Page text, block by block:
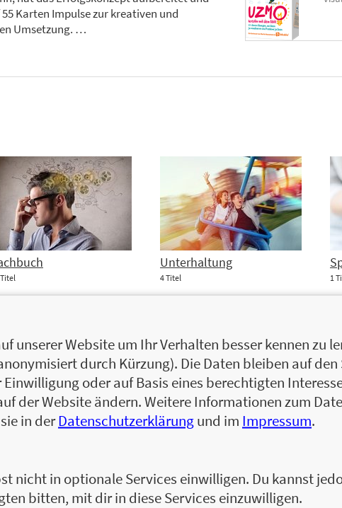
Karten Impulse zur kreativen und
Umsetzung. …
Unterhaltung
4 Titel 1
unserer Website um Ihr Verhalten besser kennen zu
durch Kürzung). Die Daten bleiben auf
oder auf Basis eines berechtigten
der Website ändern. Weitere Informationen zum
in derDatenschutzerklärungund im Impressum.
nicht in optionale Services einwilligen. Du kannst
bitten, mit dir in diese Services einzuwilligen.